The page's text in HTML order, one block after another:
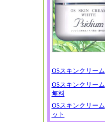
OSスキンクリーム
OSスキンクリーム
無料
OSスキンクリーム
ット